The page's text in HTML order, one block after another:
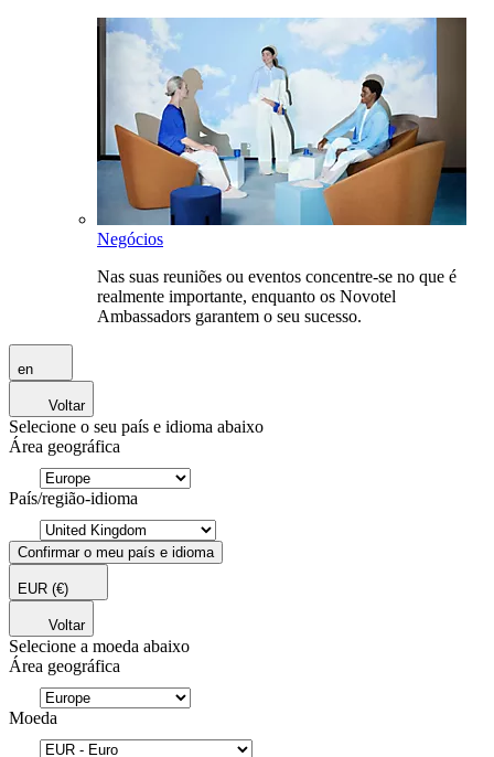
Negócios
Nas suas reuniões ou eventos concentre-se no que é
realmente importante, enquanto os Novotel
Ambassadors garantem o seu sucesso.
en
Voltar
Selecione o seu país e idioma abaixo
Área geográfica
País/região-idioma
Confirmar o meu país e idioma
EUR (€)
Voltar
Selecione a moeda abaixo
Área geográfica
Moeda